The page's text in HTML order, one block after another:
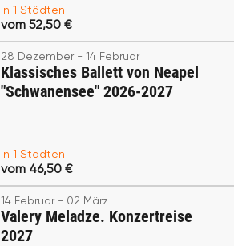
In 1 Städten
vom 52,50 €
28 Dezember - 14 Februar
Klassisches Ballett von Neapel
"Schwanensee" 2026-2027
In 1 Städten
vom 46,50 €
14 Februar - 02 März
Valery Meladze. Konzertreise
2027